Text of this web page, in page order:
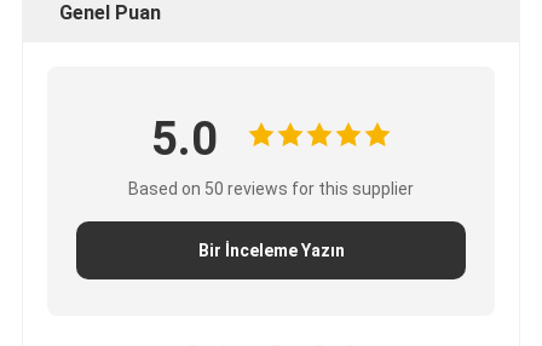
Genel Puan
5.0
Based on 50 reviews for this supplier
Bir İnceleme Yazın